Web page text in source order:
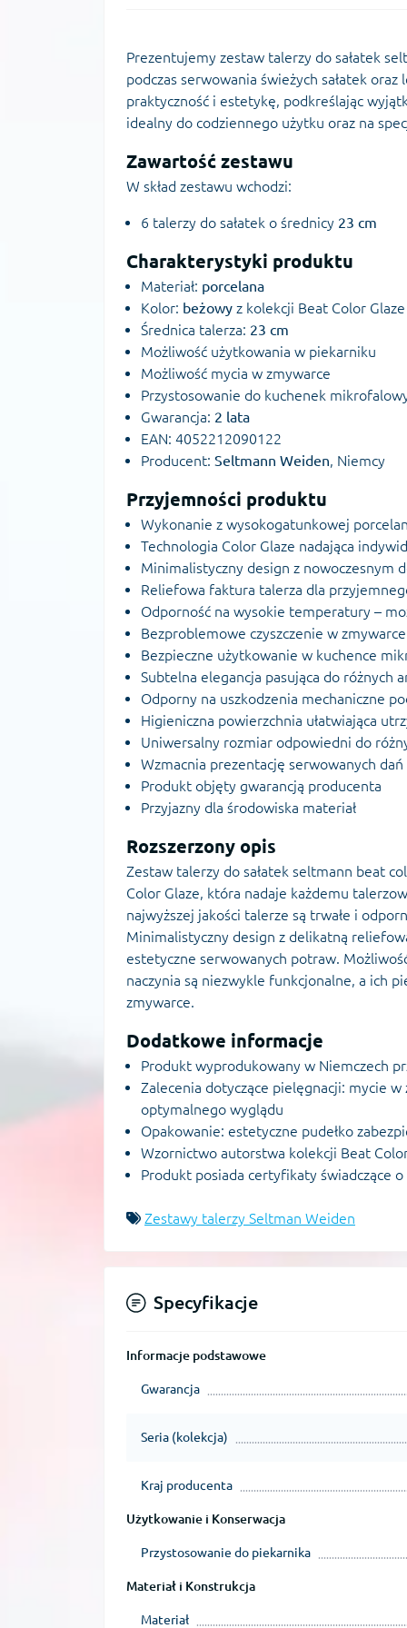
Prezentujemy zestaw talerzy do sałatek
podczas serwowania świeżych sałatek
praktyczność i estetykę, podkreślając
idealny do codziennego użytku oraz na
Zawartość zestawu
W skład zestawu wchodzi:
6 talerzy do sałatek o średnicy 23 cm
Charakterystyki produktu
Materiał: porcelana
Kolor: beżowy z kolekcji Beat Color Glaze
Średnica talerza: 23 cm
Możliwość użytkowania w piekarniku
Możliwość mycia w zmywarce
Przystosowanie do kuchenek
Gwarancja: 2 lata
EAN: 4052212090122
Producent: Seltmann Weiden, Niemcy
Przyjemności produktu
Wykonanie z wysokogatunkowej
Technologia Color Glaze nadająca
Minimalistyczny design z nowoczesnym
Reliefowa faktura talerza dla
Odporność na wysokie temperatury –
Bezproblemowe czyszczenie w zmywarce
Bezpieczne użytkowanie w kuchence
Subtelna elegancja pasująca do różnych
Odporny na uszkodzenia mechaniczne
Higieniczna powierzchnia ułatwiająca
Uniwersalny rozmiar odpowiedni do
Wzmacnia prezentację serwowanych dań
Produkt objęty gwarancją producenta
Przyjazny dla środowiska materiał
Rozszerzony opis
Zestaw talerzy do sałatek seltmann beat
Color Glaze, która nadaje każdemu
najwyższej jakości talerze są trwałe i
Minimalistyczny design z delikatną
estetyczne serwowanych potraw.
naczynia są niezwykle funkcjonalne, a ich
zmywarce.
Dodatkowe informacje
Produkt wyprodukowany w Niemczech
Zalecenia dotyczące pielęgnacji: mycie
optymalnego wyglądu
Opakowanie: estetyczne pudełko
Wzornictwo autorstwa kolekcji Beat
Produkt posiada certyfikaty świadczące
Zestawy talerzy Seltman Weiden
Specyfikacje
Informacje podstawowe
Gwarancja
Seria (kolekcja)
Kraj producenta
Użytkowanie i Konserwacja
Przystosowanie do piekarnika
Materiał i Konstrukcja
Materiał